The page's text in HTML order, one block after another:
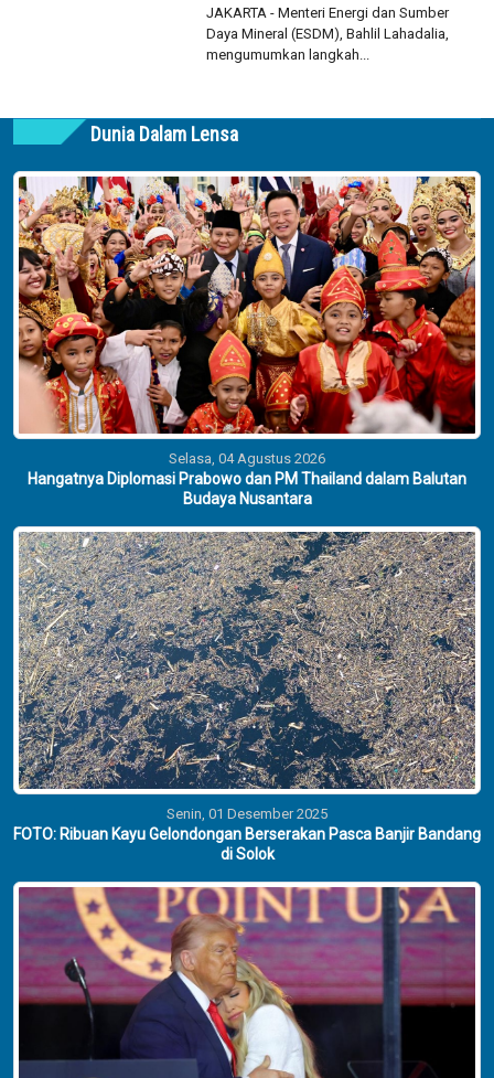
JAKARTA - Menteri Energi dan Sumber
Daya Mineral (ESDM), Bahlil Lahadalia,
mengumumkan langkah...
Dunia Dalam Lensa
Selasa, 04 Agustus 2026
Hangatnya Diplomasi Prabowo dan PM Thailand dalam Balutan
Budaya Nusantara
Senin, 01 Desember 2025
FOTO: Ribuan Kayu Gelondongan Berserakan Pasca Banjir Bandang
di Solok